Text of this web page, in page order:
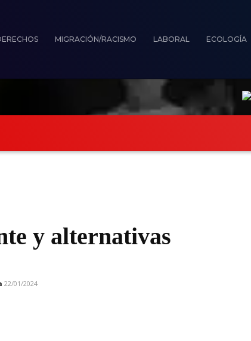
MIGRACIÓN/RACISMO LABORAL ECOLOGÍA
y alternativas
22/01/2024